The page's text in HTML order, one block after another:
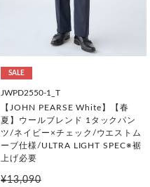
SALE
JWPD2550-1_T
【JOHN PEARSE White】【春
夏】ウールブレンド 1タックパン
ツ/ネイビー×チェック/ウエストム
ーブ仕様/ULTRA LIGHT SPEC※裾
上げ必要
¥13,090